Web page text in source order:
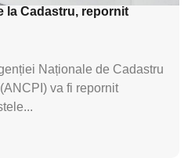
la Cadastru, repornit
Naționale de Cadastru
va fi repornit